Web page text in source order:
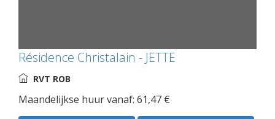
Résidence Christalain - JETTE
RVT ROB
Maandelijkse huur vanaf: 61,47 €